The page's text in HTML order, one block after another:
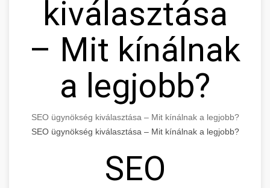
kiválasztása
– Mit kínálnak
a legjobb?
SEO ügynökség kiválasztása – Mit kínálnak a legjobb?
SEO ügynökség kiválasztása – Mit kínálnak a legjobb?
SEO